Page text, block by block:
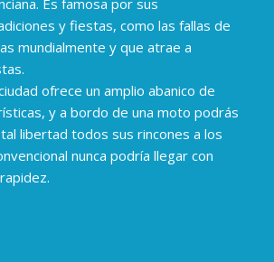
Es famosa por sus
y fiestas, como las fallas de
mundialmente y que atrae a
ofrece un amplio abanico de
y a bordo de una moto podrás
libertad todos sus rincones a los
nunca podría llegar con